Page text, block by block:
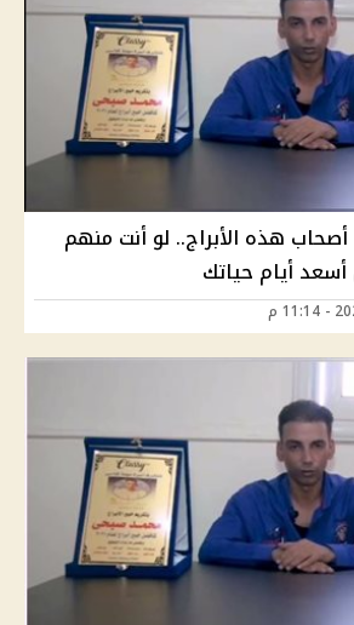
هذه الأبراج.. لو أنت منهم
أيام حياتك